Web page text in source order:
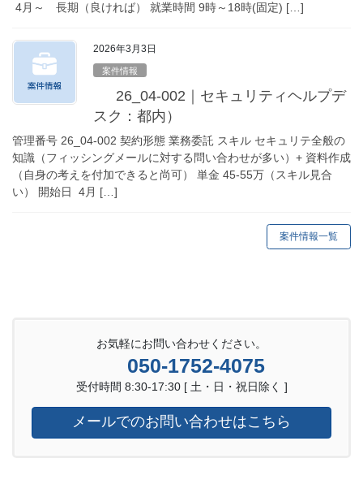
4月～ 長期（良ければ） 就業時間 9時～18時(固定) […]
2026年3月3日
案件情報
26_04-002｜セキュリティヘルプデ
スク：都内）
管理番号 26_04-002 契約形態 業務委託 スキル セキュリテ全般の
知識（フィッシングメールに対する問い合わせが多い）+ 資料作成
（自身の考えを付加できると尚可） 単金 45-55万（スキル見合
い） 開始日 4月 […]
案件情報一覧
お気軽にお問い合わせください。
050-1752-4075
受付時間 8:30-17:30 [ 土・日・祝日除く ]
メールでのお問い合わせはこちら